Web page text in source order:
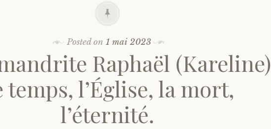
Posted on 1 mai 2023
Raphaël (Kareline)
temps, l’Église, la mort,
l’éternité.